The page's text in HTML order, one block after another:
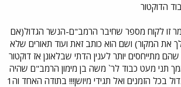
הדוקטור
זו לקוח מספר שחיבר הרמב"ם-הנשר הגדול(אם
את המקור) ושם הוא כותב זאת ועוד תאורים שלא
מתייחסים יותר לענין הדתי שבלאונן אז דוקטור
תני מעט כבוד לר` משה בן מימון הרמב"ם שהיה
בכל הזמנים ואל תגידי מיושן!!! בתודה האחד וה1